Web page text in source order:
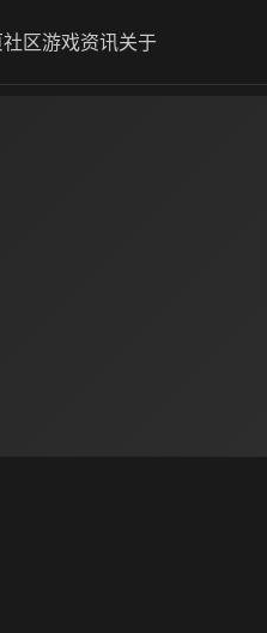
社区游戏资讯关于